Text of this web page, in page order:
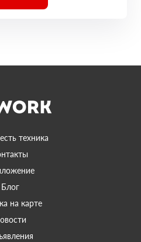
техника
Блог
на карте